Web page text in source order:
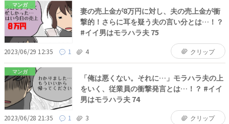
マンガ
妻の売上金が8万円に対し、夫の売上金が衝
撃的！さらに耳を疑う夫の言い分とは…！？
#イイ男はモラハラ夫 75
2023/06/29 12:35 1 4 クリップ
マンガ
「俺は悪くない。それに…」モラハラ夫の上
をいく、従業員の衝撃発言とは…！？ #イイ
男はモラハラ夫 74
2023/06/28 21:35 1 3 クリップ